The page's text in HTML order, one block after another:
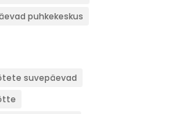
puhkekeskus
suvepäevad